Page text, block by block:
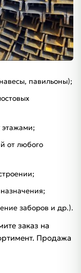
павильоны);
этажами;
от любого
заборов и др.).
заказ на
Продажа